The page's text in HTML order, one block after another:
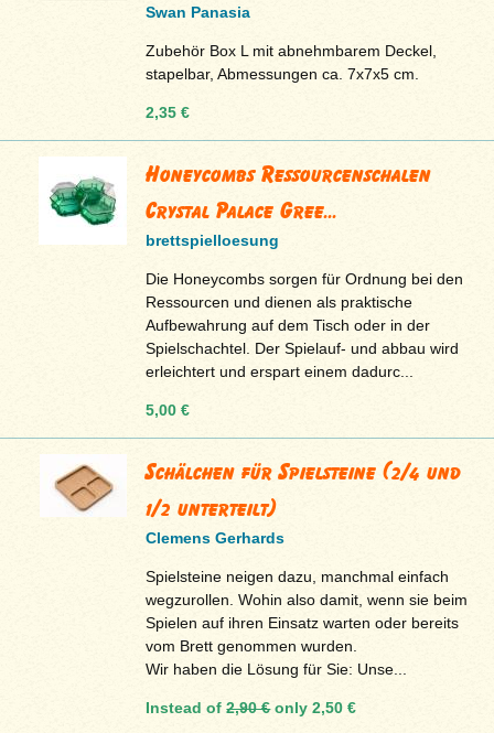
Swan Panasia
Zubehör Box L mit abnehmbarem Deckel,
stapelbar, Abmessungen ca. 7x7x5 cm.
2,35 €
Honeycombs Ressourcenschalen
Crystal Palace Gree...
brettspielloesung
Die Honeycombs sorgen für Ordnung bei den
Ressourcen und dienen als praktische
Aufbewahrung auf dem Tisch oder in der
Spielschachtel. Der Spielauf- und abbau wird
erleichtert und erspart einem dadurc...
5,00 €
Schälchen für Spielsteine (2/4 und
1/2 unterteilt)
Clemens Gerhards
Spielsteine neigen dazu, manchmal einfach
wegzurollen. Wohin also damit, wenn sie beim
Spielen auf ihren Einsatz warten oder bereits
vom Brett genommen wurden.
Wir haben die Lösung für Sie: Unse...
Instead of2,90 €only2,50 €